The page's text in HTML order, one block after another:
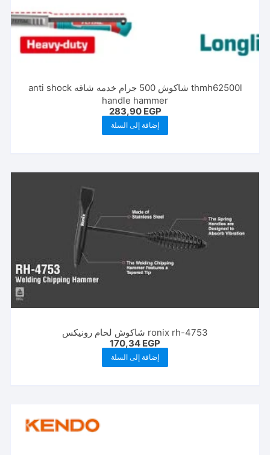
thmh62500l شاكوش 500 جرام خدمه شاقه anti shock
handle hammer
283,90 EGP
إضافة إلى السلة
ronix rh-4753 شاكوش لحام رونيكس
170,34 EGP
إضافة إلى السلة